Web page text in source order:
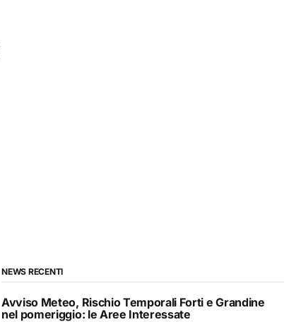
NEWS RECENTI
Avviso Meteo, Rischio Temporali Forti e Grandine
nel pomeriggio: le Aree Interessate